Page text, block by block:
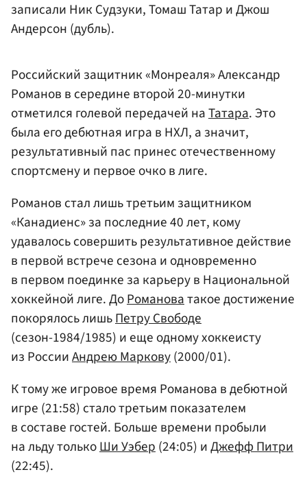
записали Ник Судзуки, Томаш Татар иДжош
Андерсон (дубль).
Российский защитник «Монреаля» Александр
Романов в середине второй 20-минутки
отметился голевой передачей наТатара. Это
была его дебютная игра в НХЛ, а значит,
результативный пас принес отечественному
спортсмену и первое очко в лиге.
Романов стал лишь третьим защитником
«Канадиенс» за последние 40 лет, кому
удавалось совершить результативное действие
в первой встрече сезона и одновременно
в первом поединке за карьеру в Национальной
хоккейной лиге. ДоРомановатакое достижение
покорялось лишьПетру Свободе
(сезон-1984/1985) и еще одному хоккеисту
из РоссииАндрею Маркову(2000/01).
К тому же игровое время Романова в дебютной
игре (21:58) стало третьим показателем
в составе гостей. Больше времени пробыли
на льду толькоШи Уэбер(24:05) иДжефф Питри
(22:45).